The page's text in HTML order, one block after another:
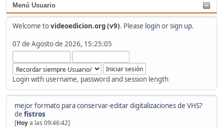
Menú Usuario
Welcome tovideoedicion.org (v9). Please loginorsign up.
07 de Agosto de 2026, 15:25:05
Login with username, password and session length
mejor formato para conservar-editar digitalizaciones de VHS?
de fistros
[Hoya las 09:46:42]